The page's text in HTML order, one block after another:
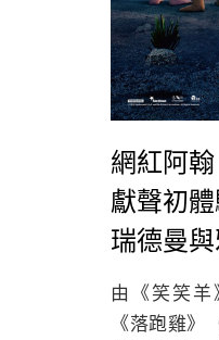
網紅阿
獻聲初
瑞德曼
由《笑笑羊
《落跑雞》